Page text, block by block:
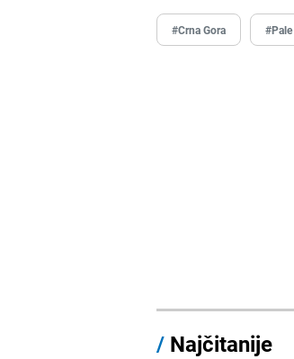
#Crna Gora #Pale
/ Najčitanije